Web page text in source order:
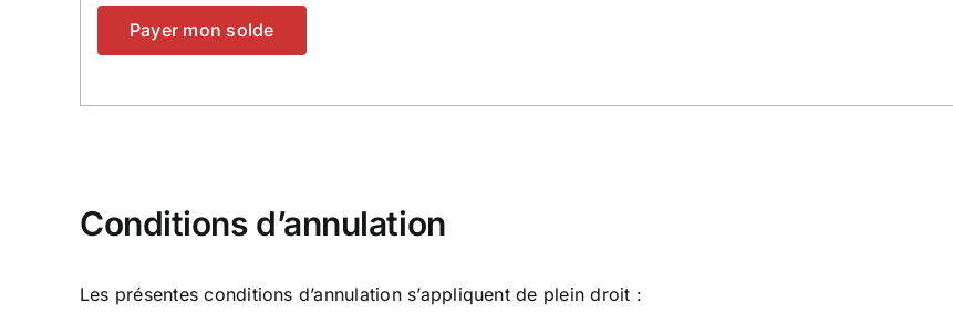
Conditions d’annulation
Les présentes conditions d’annulation s’appliquent de plein droit :